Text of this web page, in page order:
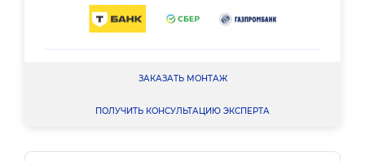
ЗАКАЗАТЬ МОНТАЖ
ПОЛУЧИТЬ КОНСУЛЬТАЦИЮ ЭКСПЕРТА